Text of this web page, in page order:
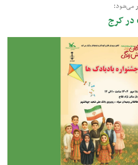
می‌شود؛
در کرج